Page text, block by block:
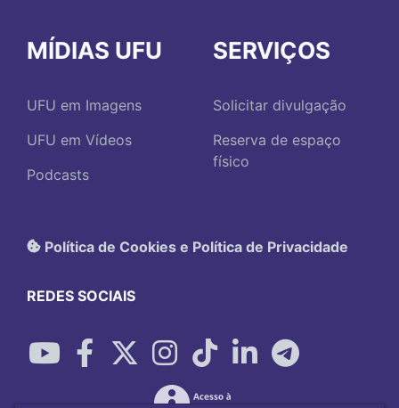
MÍDIAS UFU
UFU em Imagens
UFU em Vídeos
Podcasts
SERVIÇOS
Solicitar divulgação
Reserva de espaço
físico
Política de Cookies e Política de Privacidade
REDES SOCIAIS